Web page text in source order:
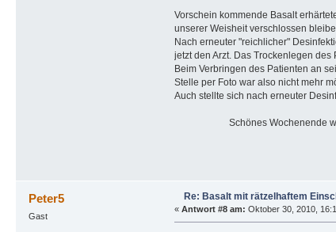
Vorschein kommende Basalt
unserer Weisheit verschlossen
Nach erneuter "reichlicher"
jetzt den Arzt. Das Trockenlegen
Beim Verbringen des Patienten an
Stelle per Foto war also nicht mehr
Auch stellte sich nach erneuter
Schönes Wochenende
Peter5
Gast
Re: Basalt mit rätzelhaftem
« Antwort #8 am: Oktober 30, 2010,